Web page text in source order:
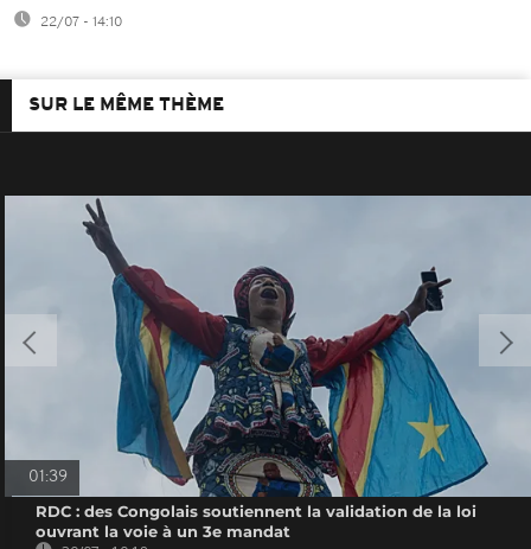
22/07 - 14:10
SUR LE MÊME THÈME
01:39
RDC : des Congolais soutiennent la validation de la loi
ouvrant la voie à un 3e mandat